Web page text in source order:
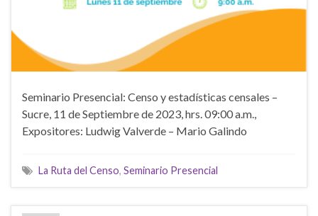
Seminario Presencial: Censo y estadísticas censales –
Sucre, 11 de Septiembre de 2023, hrs. 09:00 a.m.,
Expositores: Ludwig Valverde – Mario Galindo
La Ruta del Censo, Seminario Presencial